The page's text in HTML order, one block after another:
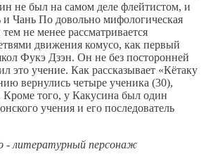
не был на самом деле флейтистом, и
и Чань По довольно мифологическая
не менее рассматривается
движения комусо, как первый
Фукэ Дзэн. Он не без посторонней
это учение. Как рассказывает «Кётаку
вернулись четыре ученика (30),
того, у Какусина был один
учения и его последователь
- литературный персонаж